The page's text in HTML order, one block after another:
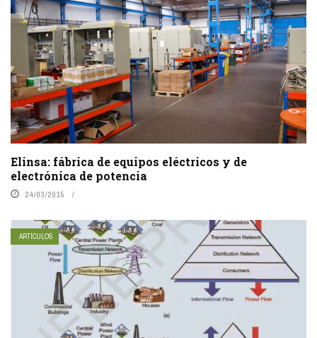
Elinsa: fábrica de equipos eléctricos y de
electrónica de potencia
24/03/2015
ARTÍCULOS